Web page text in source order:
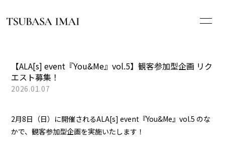
HOME
PROFILE
【ALA[s] event『You&Me』vol.5】観客参加型企画 リク
エスト募集！
2026.01.07
2月8日（日）に開催されるALA[s] event『You&Me』vol.5 のな
かで、観客参加型企画を実施いたします！